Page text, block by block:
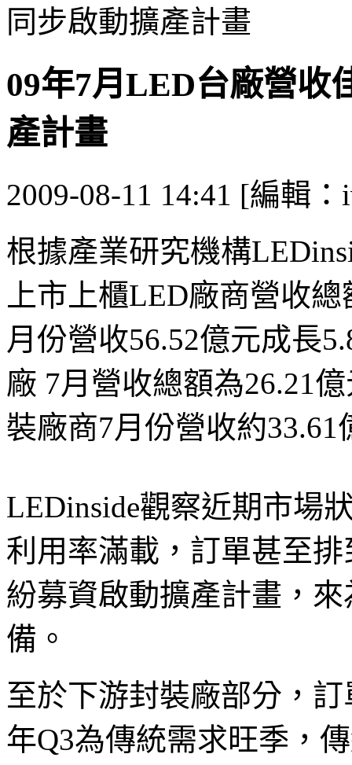
同步啟動擴產計畫
09年7月LED台廠營收
產計畫
2009-08-11 14:41 [編輯：
根據產業研究機構
上市上櫃LED廠商營收
月份營收56.52億元成長
廠 7月營收總額為26.21
裝廠商7月份營收約
LEDinside觀察近期市場
利用率滿載，訂單甚至
紛募資啟動擴產計畫，
備。
至於下游封裝廠部分，
年Q3為傳統需求旺季，